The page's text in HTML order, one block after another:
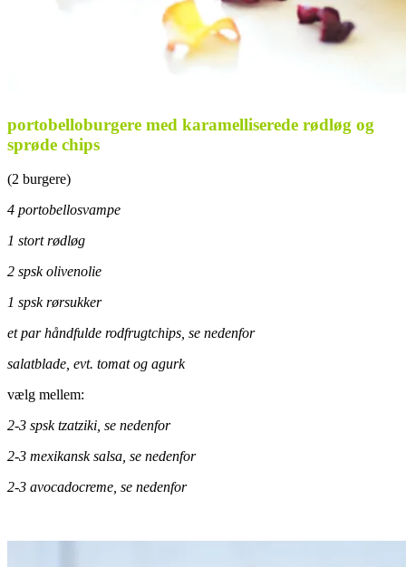
portobelloburgere med karamelliserede rødløg og
sprøde chips
(2 burgere)
4 portobellosvampe
1 stort rødløg
2 spsk olivenolie
1 spsk rørsukker
et par håndfulde rodfrugtchips, se nedenfor
salatblade, evt. tomat og agurk
vælg mellem:
2-3 spsk tzatziki, se nedenfor
2-3 mexikansk salsa, se nedenfor
2-3 avocadocreme, se nedenfor